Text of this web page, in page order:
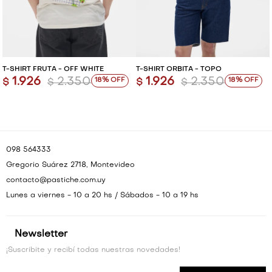
T-SHIRT FRUTA - OFF WHITE
$ 1.926 $ 2.350 18
T-SHIRT ORBITA - TOPO
$ 1.926 $ 2.350 18
Newsletter
¡Suscribite y recibí todas nuestras novedades!
098 564333
Gregorio Suárez 2718, Montevideo
contacto@pastiche.com.uy
Lunes a viernes - 10 a 20 hs / Sábados - 10 a 19 hs
VESTIDOS Y MONOS
CAMISAS Y BLUSAS
SHORTS Y FALDAS
VESTIDOS Y MONOS
CAMISAS Y BLUSAS
SHORTS Y FALDAS